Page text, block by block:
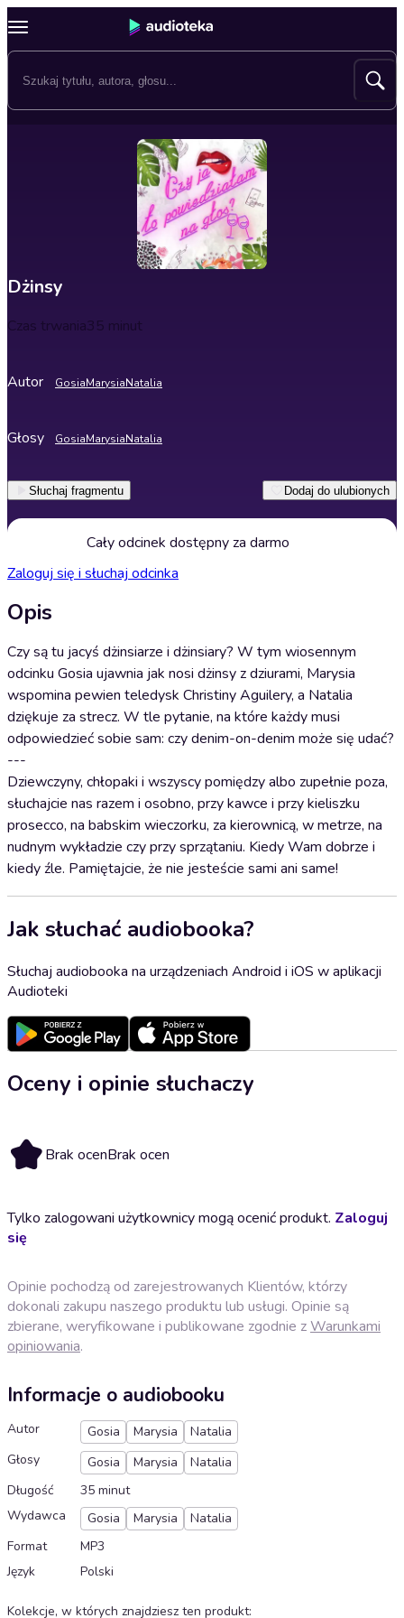
Dżinsy
Czas trwania35 minut
Autor GosiaMarysiaNatalia
Głosy GosiaMarysiaNatalia
Słuchaj fragmentu Dodaj do ulubionych
Cały odcinek dostępny za darmo
Zaloguj się i słuchaj odcinka
Opis
Czy są tu jacyś dżinsiarze i dżinsiary? W tym wiosennym
odcinku Gosia ujawnia jak nosi dżinsy z dziurami, Marysia
wspomina pewien teledysk Christiny Aguilery, a Natalia
dziękuje za strecz. W tle pytanie, na które każdy musi
odpowiedzieć sobie sam: czy denim-on-denim może się udać?
---
Dziewczyny, chłopaki i wszyscy pomiędzy albo zupełnie poza,
słuchajcie nas razem i osobno, przy kawce i przy kieliszku
prosecco, na babskim wieczorku, za kierownicą, w metrze, na
nudnym wykładzie czy przy sprzątaniu. Kiedy Wam dobrze i
kiedy źle. Pamiętajcie, że nie jesteście sami ani same!
Jak słuchać audiobooka?
Słuchaj audiobooka na urządzeniach Android i iOS w aplikacji
Audioteki
Oceny i opinie słuchaczy
Brak ocenBrak ocen
Tylko zalogowani użytkownicy mogą ocenić produkt. Zaloguj
się
Opinie pochodzą od zarejestrowanych Klientów, którzy
dokonali zakupu naszego produktu lub usługi. Opinie są
zbierane, weryfikowane i publikowane zgodnie zWarunkami
opiniowania.
Informacje o audiobooku
Autor Gosia Marysia
Natalia
Głosy
Gosia Marysia
Natalia
Długość
35 minut
Wydawca
Gosia Marysia
Natalia
Format
MP3
Język
Polski
Kolekcje, w których znajdziesz ten produkt: